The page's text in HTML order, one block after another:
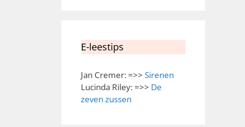
E-leestips
Jan Cremer: =>> Sirenen
Lucinda Riley: =>> De
zeven zussen